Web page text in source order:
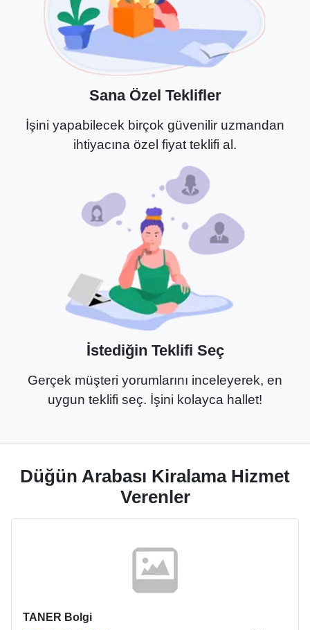
Sana Özel Teklifler
İşini yapabilecek birçok güvenilir uzmandan
ihtiyacına özel fiyat teklifi al.
İstediğin Teklifi Seç
Gerçek müşteri yorumlarını inceleyerek, en
uygun teklifi seç. İşini kolayca hallet!
Düğün Arabası Kiralama Hizmet
Verenler
TANER Bolgi